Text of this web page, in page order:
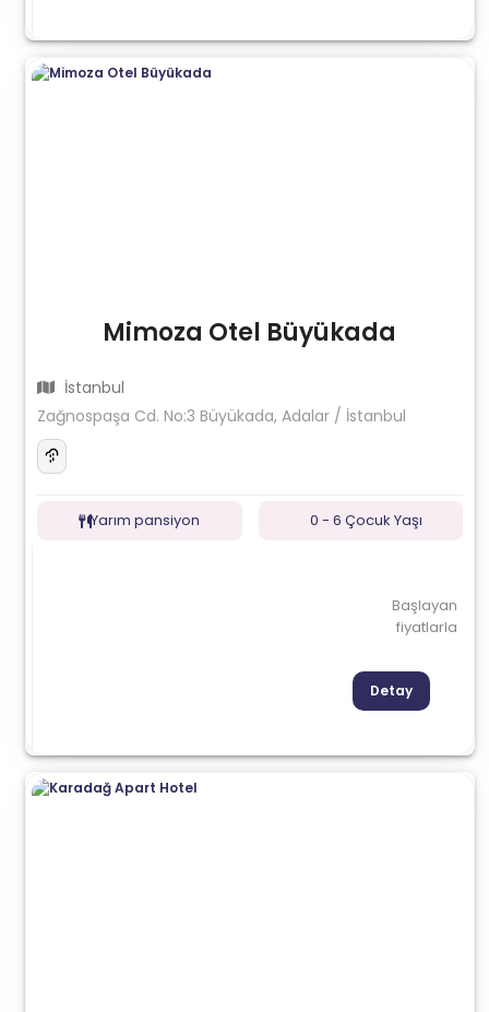
Mimoza Otel Büyükada
İstanbul
Zağnospaşa Cd. No:3 Büyükada, Adalar / İstanbul
Yarım pansiyon 0 - 6 Çocuk Yaşı
Başlayan
fiyatlarla
Detay